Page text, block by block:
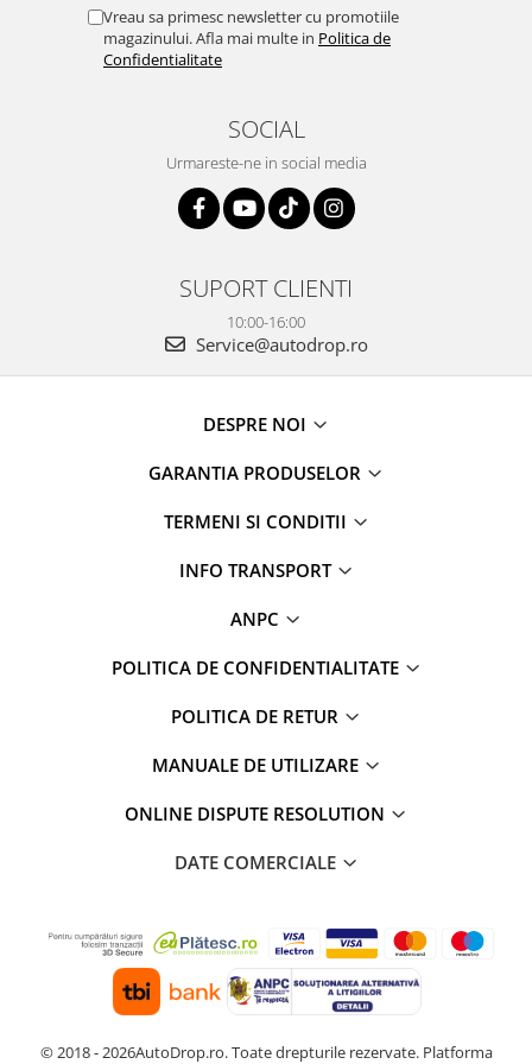
Rame adaptoare Dacia
Rame adaptoare Audi
Rame adaptoare Seat
Rame adaptoare Renault
Rame adaptoare Volvo
Rame adaptoare Honda
Rame adaptoare Daihatsu
Rame adaptoare Kia
Rame adaptoare Alfa Romeo
Rame adaptoare Nissan
Rame adaptoare Chevrolet
Rame adaptoare Mitsubishi
Rame adaptoare Jeep
Vreau sa primesc newsletter cu promotiile
magazinului. Afla mai multe in Politica de
Confidentialitate
SOCIAL
Urmareste-ne in social media
SUPORT CLIENTI
10:00-16:00
Service@autodrop.ro
DESPRE NOI
GARANTIA PRODUSELOR
TERMENI SI CONDITII
INFO TRANSPORT
ANPC
POLITICA DE CONFIDENTIALITATE
POLITICA DE RETUR
MANUALE DE UTILIZARE
ONLINE DISPUTE RESOLUTION
DATE COMERCIALE
© 2018 - 2026AutoDrop.ro. Toate drepturile rezervate. Platforma